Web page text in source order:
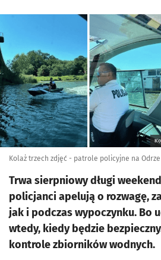
Kliknij, aby powiększyć
Kolaż trzech zdjęć - patrole policyjne na
Trwa sierpniowy długi
policjanci apelują o rozwagę,
jak i podczas wypoczynku. Bo
wtedy, kiedy będzie
kontrole zbiorników wodnych.